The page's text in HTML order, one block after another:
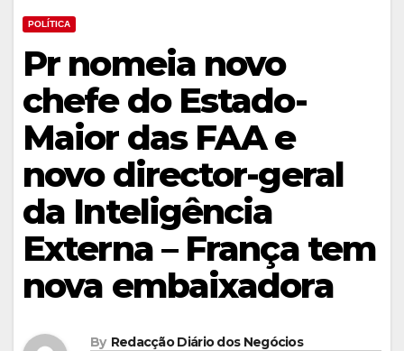
POLÍTICA
Pr nomeia novo
chefe do Estado-
Maior das FAA e
novo director-geral
da Inteligência
Externa – França tem
nova embaixadora
By Redacção Diário dos Negócios